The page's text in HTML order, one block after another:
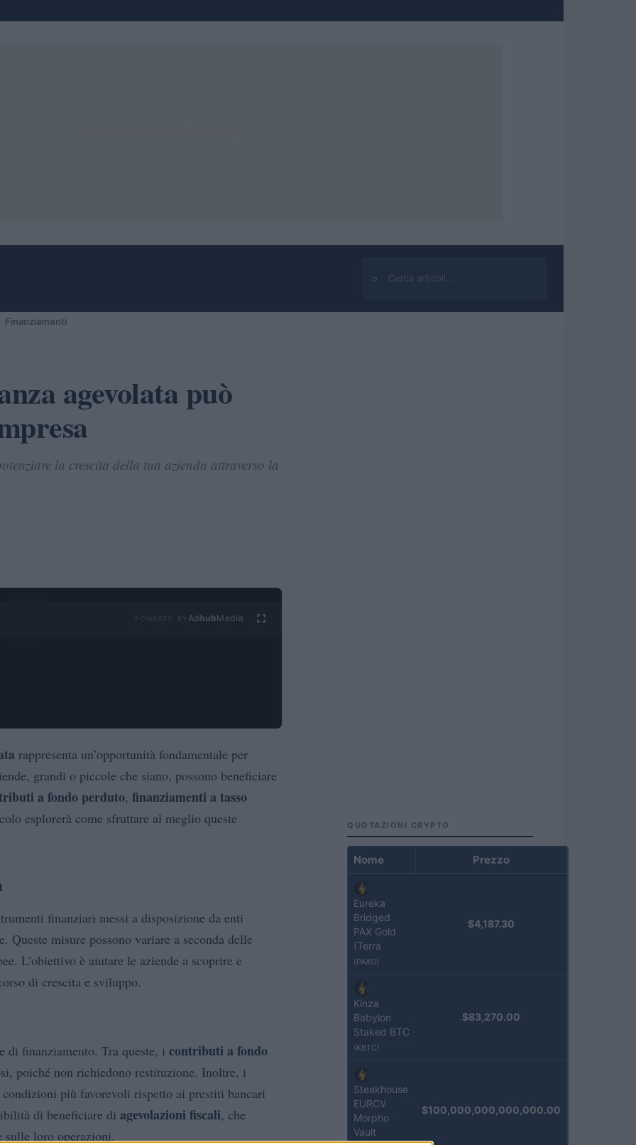
⌕
Cerca
Finanziamenti
agevolata può
la crescita della tua azienda attraverso la
Ad hubMedia
rappresenta un’opportunità fondamentale per
grandi o piccole che siano, possono beneficiare
a fondo perduto, finanziamenti a tasso
esplorerà come sfruttare al meglio queste
finanziari messi a disposizione da enti
misure possono variare a seconda delle
L’obiettivo è aiutare le aziende a scoprire e
di crescita e sviluppo.
di finanziamento. Tra queste, i contributi a fondo
poiché non richiedono restituzione. Inoltre, i
condizioni più favorevoli rispetto ai prestiti bancari
di beneficiare di agevolazioni fiscali, che
sulle loro operazioni.
QUOTAZIONI CRYPTO
Nome Prezzo
Eureka
Bridged
PAX Gold
(Terra
(PAXG)
$4,187.30
Kinza
Babylon
Staked BTC
(KBTC)
$83,270.00
Steakhouse
EURCV
Morpho
Vault
$100,000,000,000,000.00